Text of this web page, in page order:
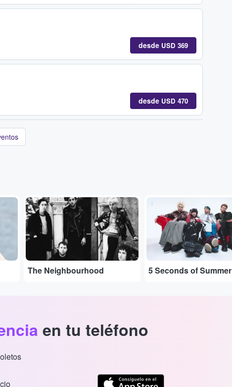
desde USD 369
desde USD 470
...
The Neighbourhood 5 Seconds of Summer
en tu teléfono